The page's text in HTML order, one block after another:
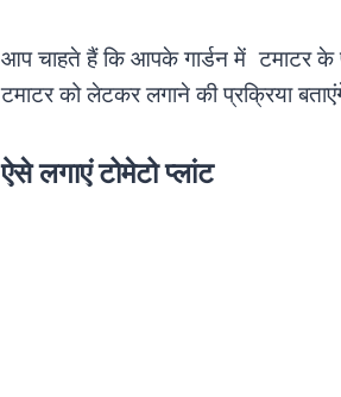
आप चाहते हैं कि आपके गार्डन में टमाटर
टमाटर को लेटकर लगाने की प्रक्रिया
ऐसे लगाएं टोमेटो प्लांट